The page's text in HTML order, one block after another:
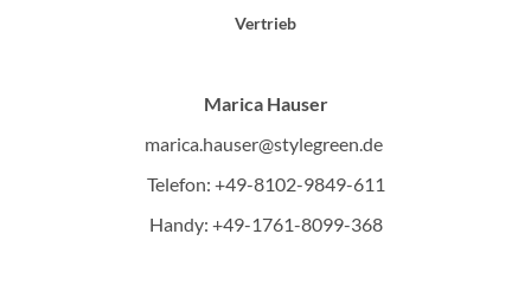
Vertrieb
Marica Hauser
marica.hauser@stylegreen.de
Telefon: +49-8102-9849-611
Handy: +49-1761-8099-368